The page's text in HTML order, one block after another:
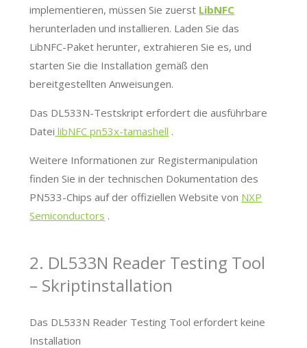
implementieren, müssen Sie zuerst LibNFC
herunterladen und installieren. Laden Sie das
LibNFC-Paket herunter, extrahieren Sie es, und
starten Sie die Installation gemäß den
bereitgestellten Anweisungen.
Das DL533N-Testskript erfordert die ausführbare
Datei libNFC pn53x-tamashell .
Weitere Informationen zur Registermanipulation
finden Sie in der technischen Dokumentation des
PN533-Chips auf der offiziellen Website von NXP
Semiconductors .
2. DL533N Reader Testing Tool
– Skriptinstallation
Das DL533N Reader Testing Tool erfordert keine
Installation